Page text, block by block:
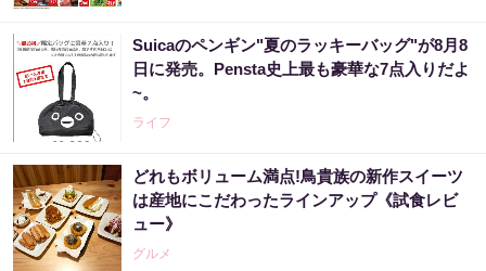
Suicaのペンギン"夏のラッキーバッグ"が8月8
日に発売。Pensta史上最も豪華な7点入りだよ
~。
ライフ
どれもボリューム満点!鳥貴族の新作スイーツ
は産地にこだわったラインアップ《試食レビ
ュー》
グルメ